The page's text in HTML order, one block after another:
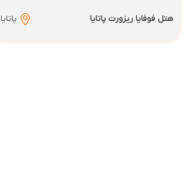
هتل فوفایا ریزورت پاتایا پاتایا